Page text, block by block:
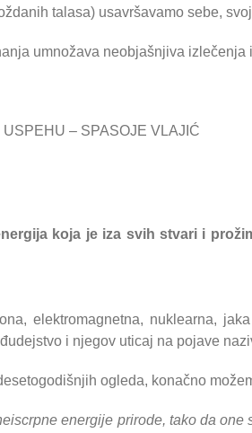
talasa) usavršavamo sebe,
umnožava neobjašnjiva
– SPASOJE VLAJIĆ
koja je iza svih stvari i
elektromagnetna, nuklearna,
i njegov uticaj na pojave
ogleda, konačno
energije prirode, tako da